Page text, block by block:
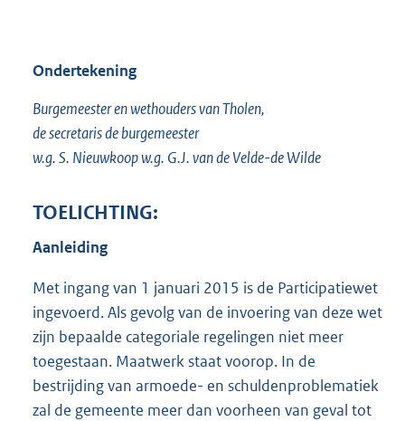
Ondertekening
Burgemeester en wethouders van Tholen,
de secretaris de burgemeester
w.g. S. Nieuwkoop w.g. G.J. van de Velde-de Wilde
TOELICHTING:
Aanleiding
Met ingang van 1 januari 2015 is de Participatiewet
ingevoerd. Als gevolg van de invoering van deze wet
zijn bepaalde categoriale regelingen niet meer
toegestaan. Maatwerk staat voorop. In de
bestrijding van armoede- en schuldenproblematiek
zal de gemeente meer dan voorheen van geval tot